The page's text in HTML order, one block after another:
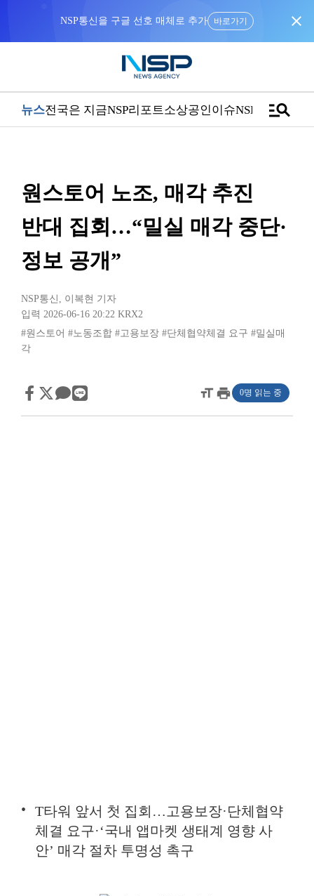
NSP통신을 구글 선호 매체로 추가 바로가기 close
뉴스전국은 지금NSP리포트소상공인이슈NSPTVmanage_search
원스토어 노조, 매각 추진
반대 집회…“밀실 매각 중단·
정보 공개”
NSP통신 , 이복현 기자
입력 2026-06-16 20:22 KRX2
#원스토어 #노동조합 #고용보장 #단체협약체결 요구 #밀실매
각
format_sizeprint 0명 읽는 중
T타워 앞서 첫 집회…고용보장·단체협약
체결 요구·‘국내 앱마켓 생태계 영향 사
안’ 매각 절차 투명성 촉구